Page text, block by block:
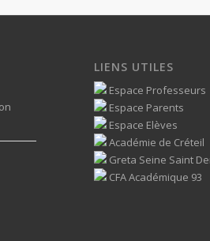
LIENS UTILES
Espace Professeurs
Espace Parents
Espace Elèves
Académie de Créteil
Greta Seine Saint
CFA Académique 93